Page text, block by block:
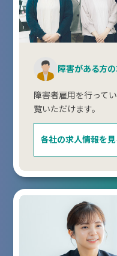
障害がある方
障害者雇用を行って
覧いただけます。
各社の求人情報を